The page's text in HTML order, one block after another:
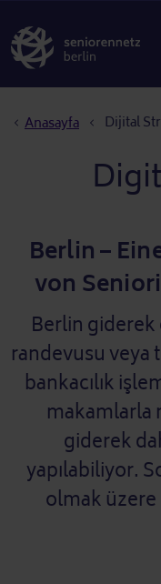
Anasayfa Dijital
Berlin –
von
Berlin
randevusu veya
bankacılık
makamlarla
giderek
yapılabiliyor.
olmak üzere